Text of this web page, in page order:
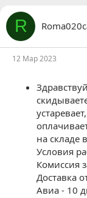
R
12 Мар 2023
на складе
Условия
Комиссия
Доставка
Авиа - 10